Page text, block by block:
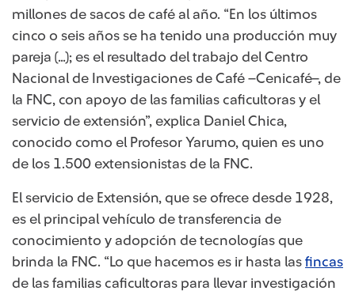
millones de sacos de café al año. “En los últimos
cinco o seis años se ha tenido una producción muy
pareja (…); es el resultado del trabajo del Centro
Nacional de Investigaciones de Café –Cenicafé–, de
la FNC, con apoyo de las familias caficultoras y el
servicio de extensión”, explica Daniel Chica,
conocido como el Profesor Yarumo, quien es uno
de los 1.500 extensionistas de la FNC.
El servicio de Extensión, que se ofrece desde 1928,
es el principal vehículo de transferencia de
conocimiento y adopción de tecnologías que
brinda la FNC. “Lo que hacemos es ir hasta las fincas
de las familias caficultoras para llevar investigación